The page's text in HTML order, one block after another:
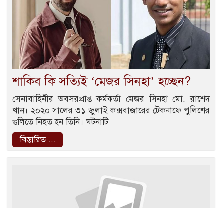
শাকিব কি সত্যিই ‘মেজর সিনহা’ হচ্ছেন?
সেনাবাহিনীর অবসরপ্রাপ্ত কর্মকর্তা মেজর সিনহা মো. রাশেদ
খান। ২০২০ সালের ৩১ জুলাই কক্সবাজারের টেকনাফে পুলিশের
গুলিতে নিহত হন তিনি। ঘটনাটি
বিস্তারিত ...